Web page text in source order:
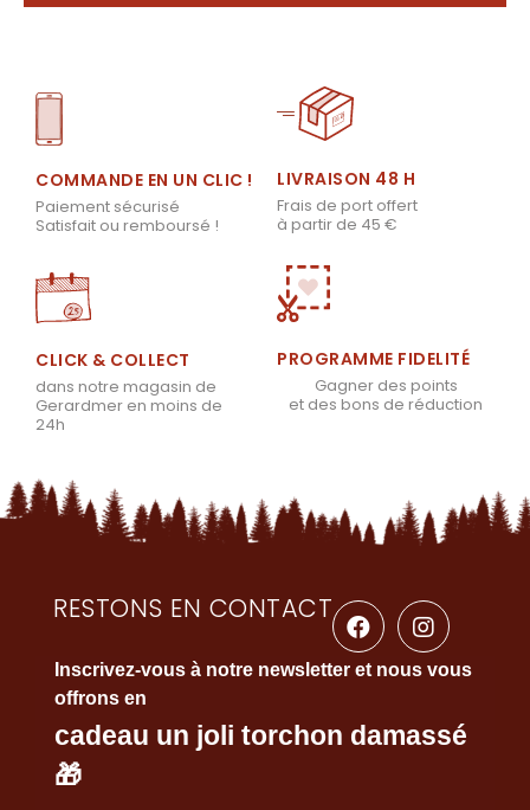
COMMANDE EN UN CLIC !
Paiement sécurisé
Satisfait ou remboursé !
LIVRAISON 48 H
Frais de port offert
à partir de 45 €
CLICK & COLLECT
dans notre magasin de
Gerardmer en moins de
24h
PROGRAMME FIDELITÉ
Gagner des points
et des bons de réduction
RESTONS EN CONTACT
Inscrivez-vous à notre newsletter et nous vous
offrons en
cadeau un joli torchon damassé
🎁